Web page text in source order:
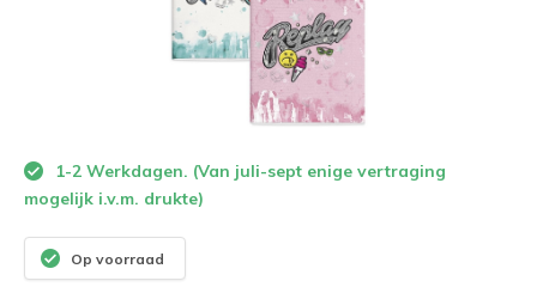
1-2 Werkdagen. (Van juli-sept enige vertraging
mogelijk i.v.m. drukte)
Op voorraad